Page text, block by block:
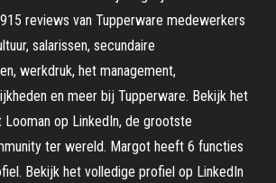
reviews van Tupperware medewerkers
salarissen, secundaire
werkdruk, het management,
en meer bij Tupperware. Bekijk het
op LinkedIn, de grootste
ter wereld. Margot heeft 6 functies
Bekijk het volledige profiel op LinkedIn